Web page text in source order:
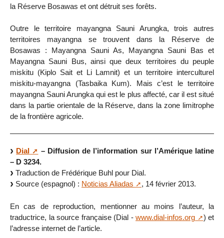
la Réserve Bosawas et ont détruit ses forêts.
Outre le territoire mayangna Sauni Arungka, trois autres
territoires mayangna se trouvent dans la Réserve de
Bosawas : Mayangna Sauni As, Mayangna Sauni Bas et
Mayangna Sauni Bus, ainsi que deux territoires du peuple
miskitu (Kiplo Sait et Li Lamnit) et un territoire interculturel
miskitu-mayangna (Tasbaika Kum). Mais c’est le territoire
mayangna Sauni Arungka qui est le plus affecté, car il est situé
dans la partie orientale de la Réserve, dans la zone limitrophe
de la frontière agricole.
Dial
– Diffusion de l’information sur l’Amérique latine
– D 3234.
Traduction de Frédérique Buhl pour Dial.
Source (espagnol) : Noticias Aliadas , 14 février 2013.
En cas de reproduction, mentionner au moins l’auteur, la
traductrice, la source française (Dial - www.dial-infos.org
) et
l’adresse internet de l’article.